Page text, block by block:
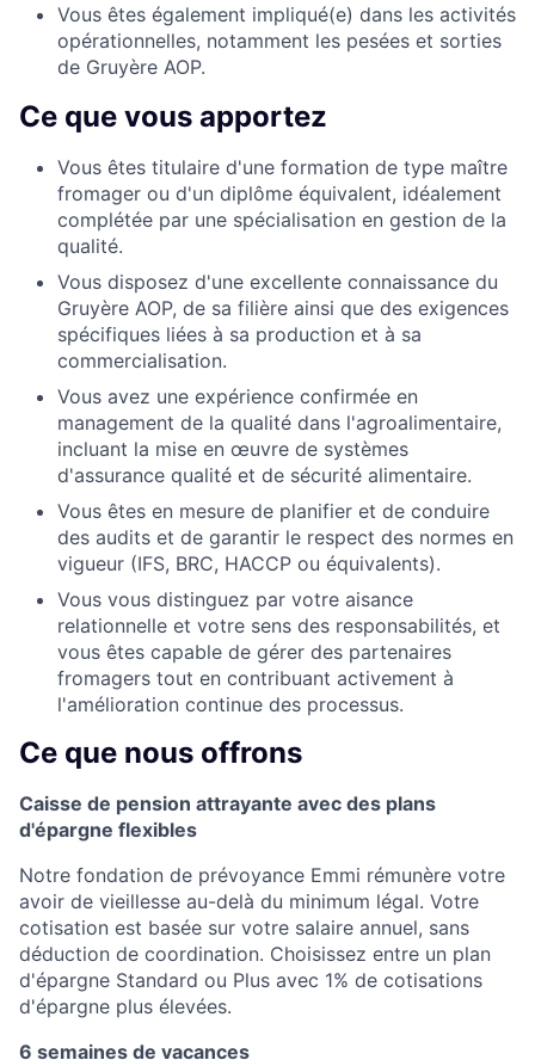
Vous êtes également impliqué(e) dans les activités
opérationnelles, notamment les pesées et sorties
de Gruyère AOP.
Ce que vous apportez
Vous êtes titulaire d'une formation de type maître
fromager ou d'un diplôme équivalent, idéalement
complétée par une spécialisation en gestion de la
qualité.
Vous disposez d'une excellente connaissance du
Gruyère AOP, de sa filière ainsi que des exigences
spécifiques liées à sa production et à sa
commercialisation.
Vous avez une expérience confirmée en
management de la qualité dans l'agroalimentaire,
incluant la mise en œuvre de systèmes
d'assurance qualité et de sécurité alimentaire.
Vous êtes en mesure de planifier et de conduire
des audits et de garantir le respect des normes en
vigueur (IFS, BRC, HACCP ou équivalents).
Vous vous distinguez par votre aisance
relationnelle et votre sens des responsabilités, et
vous êtes capable de gérer des partenaires
fromagers tout en contribuant activement à
l'amélioration continue des processus.
Ce que nous offrons
Caisse de pension attrayante avec des plans
d'épargne flexibles
Notre fondation de prévoyance Emmi rémunère votre
avoir de vieillesse au-delà du minimum légal. Votre
cotisation est basée sur votre salaire annuel, sans
déduction de coordination. Choisissez entre un plan
d'épargne Standard ou Plus avec 1% de cotisations
d'épargne plus élevées.
6 semaines de vacances